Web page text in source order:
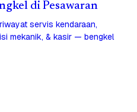
di Pesawaran
servis kendaraan,
mekanik, & kasir — bengkel